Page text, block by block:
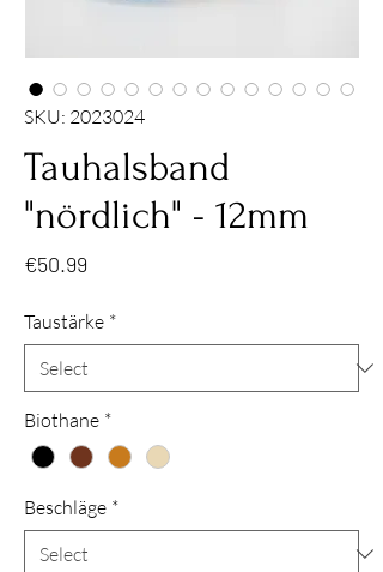
SKU: 2023024
Tauhalsband
"nördlich" - 12mm
€50.99
Taustärke *
Biothane *
Beschläge *